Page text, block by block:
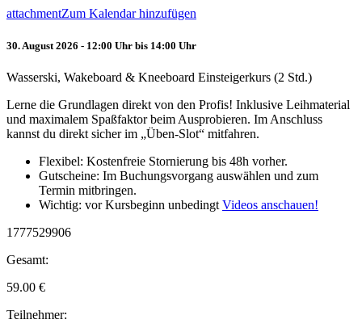
attachmentZum Kalendar hinzufügen
30. August 2026 - 12:00 Uhr bis 14:00 Uhr
Wasserski, Wakeboard & Kneeboard Einsteigerkurs (2 Std.)
Lerne die Grundlagen direkt von den Profis! Inklusive Leihmaterial
und maximalem Spaßfaktor beim Ausprobieren. Im Anschluss
kannst du direkt sicher im „Üben-Slot“ mitfahren.
Flexibel: Kostenfreie Stornierung bis 48h vorher.
Gutscheine: Im Buchungsvorgang auswählen und zum
Termin mitbringen.
Wichtig: vor Kursbeginn unbedingt Videos anschauen!
1777529906
Gesamt:
59.00 €
Teilnehmer: